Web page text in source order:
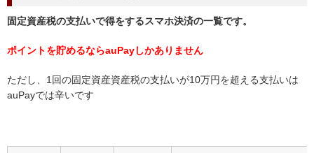
固定資産税の支払いで得をするスマホ決済の一覧です。
ポイントを貯めるならauPayしかありません
ただし、1回の固定資産資産税の支払いが10万円を超える支払いは
auPayでは辛いです